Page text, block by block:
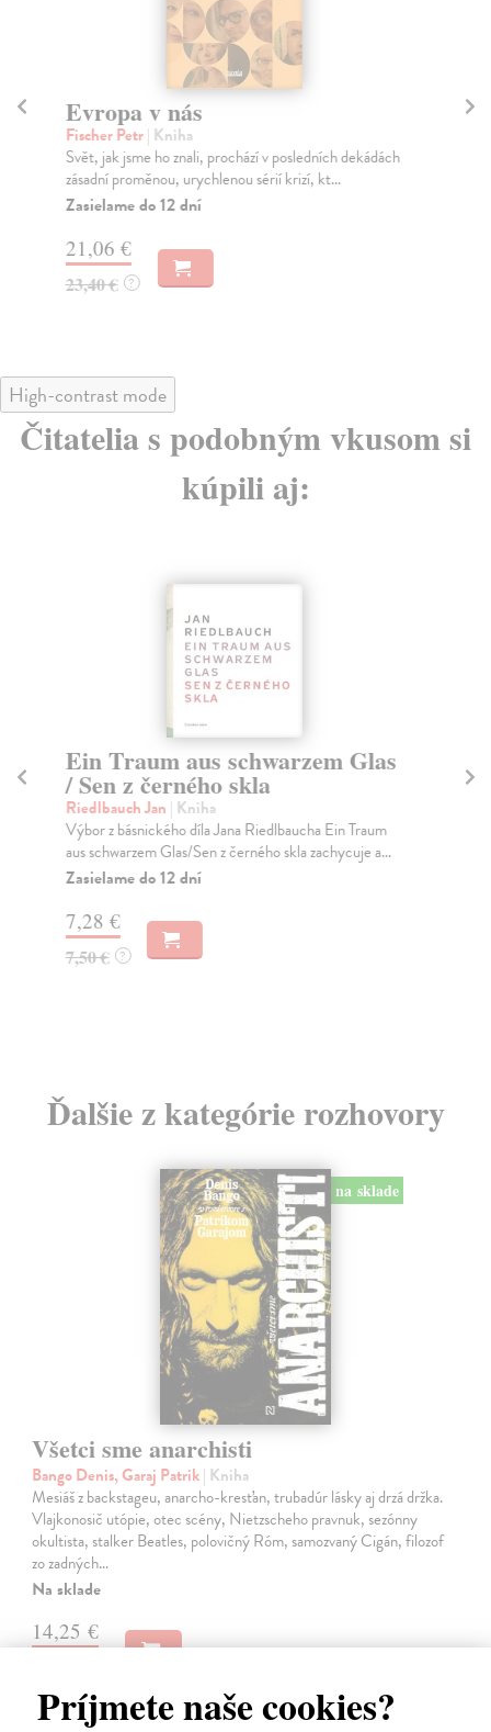
Príjmete naše cookies?
Evropa v nás
Fischer Petr| Kniha
Svět, jak jsme ho znali, prochází v posledních dekádách
zásadní proměnou, urychlenou sérií krizí, kt...
Zasielame do 12 dní
21,06 €
23,40 € ?
High-contrast mode
Čitatelia s podobným vkusom si
kúpili aj:
Ein Traum aus schwarzem Glas
/ Sen z černého skla
Riedlbauch Jan | Kniha
Výbor z básnického díla Jana Riedlbaucha Ein Traum
aus schwarzem Glas/Sen z černého skla zachycuje a...
Zasielame do 12 dní
7,28 €
7,50 € ?
Ďalšie z kategórie rozhovory
na sklade
Všetci sme anarchisti
Bango Denis, Garaj Patrik| Kniha
Mesiáš z backstageu, anarcho-kresťan, trubadúr lásky aj drzá držka.
Vlajkonosič utópie, otec scény, Nietzscheho pravnuk, sezónny
okultista, stalker Beatles, polovičný Róm, samozvaný Cigán, filozof
zo zadných…
Na sklade
14,25 €